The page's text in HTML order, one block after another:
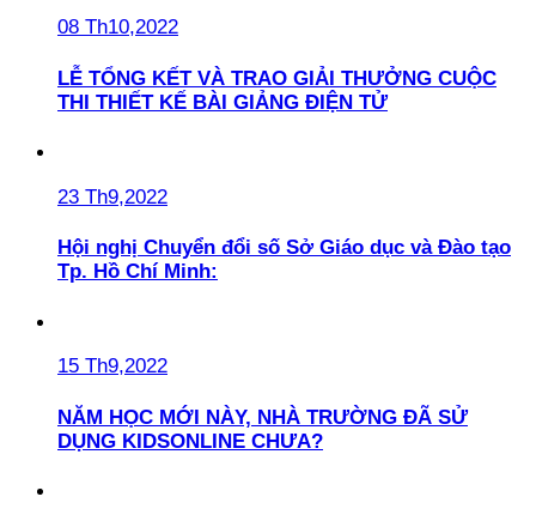
08 Th10,2022
LỄ TỔNG KẾT VÀ TRAO GIẢI THƯỞNG CUỘC
THI THIẾT KẾ BÀI GIẢNG ĐIỆN TỬ
23 Th9,2022
Hội nghị Chuyển đổi số Sở Giáo dục và Đào tạo
Tp. Hồ Chí Minh:
15 Th9,2022
NĂM HỌC MỚI NÀY, NHÀ TRƯỜNG ĐÃ SỬ
DỤNG KIDSONLINE CHƯA?